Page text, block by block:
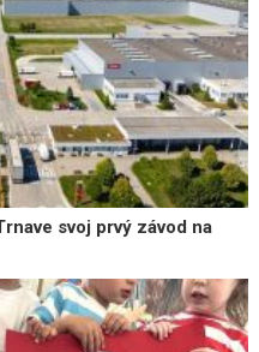
svoj prvý závod na